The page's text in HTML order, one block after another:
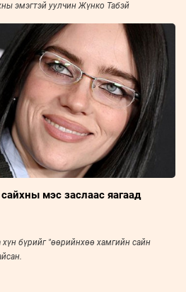
эмэгтэй уулчин Жүнко Табэй
мэс заслаас яагаад
бүрийг "өөрийнхөө хамгийн сайн